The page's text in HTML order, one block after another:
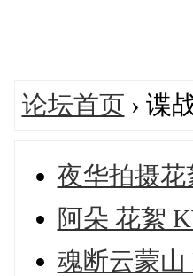
论坛首页 › 谍
夜华拍摄花
阿朵 花絮
魂断云蒙山